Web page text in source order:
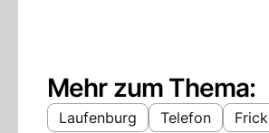
Mehr zum Thema:
Laufenburg Telefon Frick